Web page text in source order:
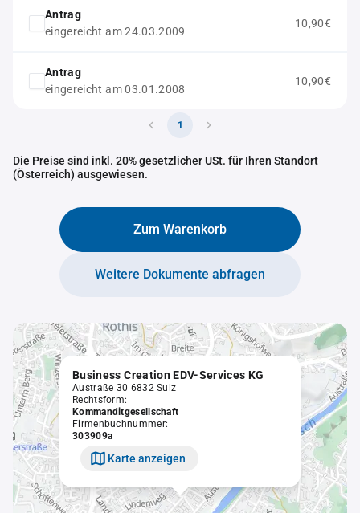
Antrag
eingereicht am 24.03.2009
10,90€
Antrag
eingereicht am 03.01.2008
10,90€
1
Die Preise sind inkl. 20% gesetzlicher USt. für Ihren Standort
(Österreich) ausgewiesen.
Zum Warenkorb
Weitere Dokumente abfragen
Business Creation EDV-Services KG
Austraße 30 6832 Sulz
Rechtsform:
Kommanditgesellschaft
Firmenbuchnummer:
303909a
Karte anzeigen